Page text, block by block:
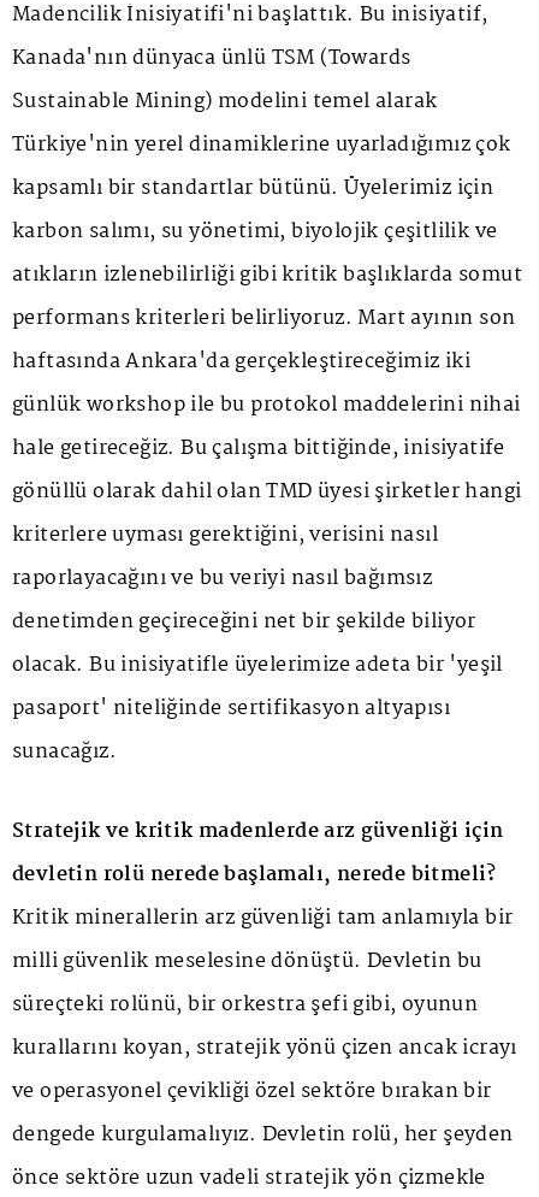
Madencilik İnisiyatifi'ni başlattık. Bu inisiyatif,
Kanada'nın dünyaca ünlü TSM (Towards
Sustainable Mining) modelini temel alarak
Türkiye'nin yerel dinamiklerine uyarladığımız çok
kapsamlı bir standartlar bütünü. Üyelerimiz için
karbon salımı, su yönetimi, biyolojik çeşitlilik ve
atıkların izlenebilirliği gibi kritik başlıklarda somut
performans kriterleri belirliyoruz. Mart ayının son
haftasında Ankara'da gerçekleştireceğimiz iki
günlük workshop ile bu protokol maddelerini nihai
hale getireceğiz. Bu çalışma bittiğinde, inisiyatife
gönüllü olarak dahil olan TMD üyesi şirketler hangi
kriterlere uyması gerektiğini, verisini nasıl
raporlayacağını ve bu veriyi nasıl bağımsız
denetimden geçireceğini net bir şekilde biliyor
olacak. Bu inisiyatifle üyelerimize adeta bir 'yeşil
pasaport' niteliğinde sertifikasyon altyapısı
sunacağız.
Stratejik ve kritik madenlerde arz güvenliği için
devletin rolü nerede başlamalı, nerede bitmeli?
Kritik minerallerin arz güvenliği tam anlamıyla bir
milli güvenlik meselesine dönüştü. Devletin bu
süreçteki rolünü, bir orkestra şefi gibi, oyunun
kurallarını koyan, stratejik yönü çizen ancak icrayı
ve operasyonel çevikliği özel sektöre bırakan bir
dengede kurgulamalıyız. Devletin rolü, her şeyden
önce sektöre uzun vadeli stratejik yön çizmekle